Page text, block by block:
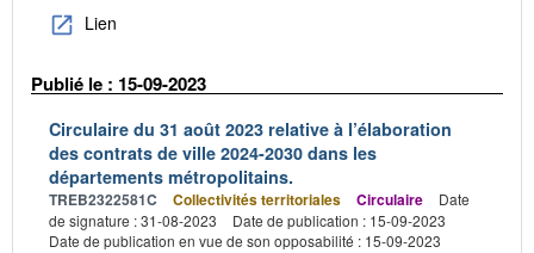
Lien
Publié le : 15-09-2023
Circulaire du 31 août 2023 relative à l’élaboration
des contrats de ville 2024-2030 dans les
départements métropolitains.
TREB2322581C Collectivités territoriales Circulaire
Date
de signature : 31-08-2023
Date de publication : 15-09-2023
Date de publication en vue de son opposabilité : 15-09-2023